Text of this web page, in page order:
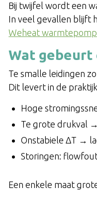
Bij twijfel wordt een
In veel gevallen blijft
Weheat warmtepomp
Wat gebeurt
Te smalle leidingen
Dit levert in de
Hoge
Te grote drukval
Onstabiele ΔT →
Storingen:
Een enkele maat